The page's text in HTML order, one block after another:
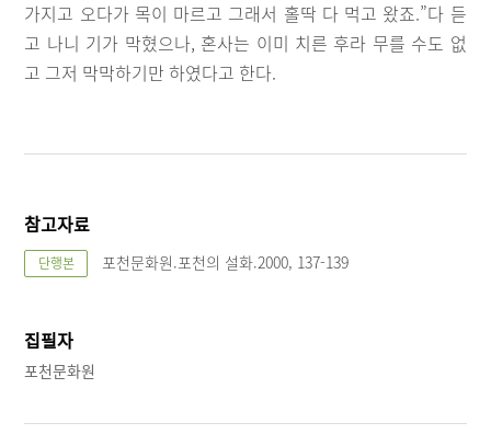
가지고 오다가 목이 마르고 그래서 홀딱 다 먹고 왔죠.”다 듣
고 나니 기가 막혔으나, 혼사는 이미 치른 후라 무를 수도 없
고 그저 막막하기만 하였다고 한다.
참고자료
단행본 포천문화원.포천의 설화.2000, 137-139
집필자
포천문화원